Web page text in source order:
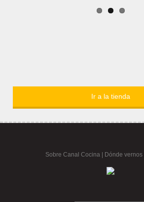
Ir a la tienda
Sobre Canal Cocina Dónde vernos |